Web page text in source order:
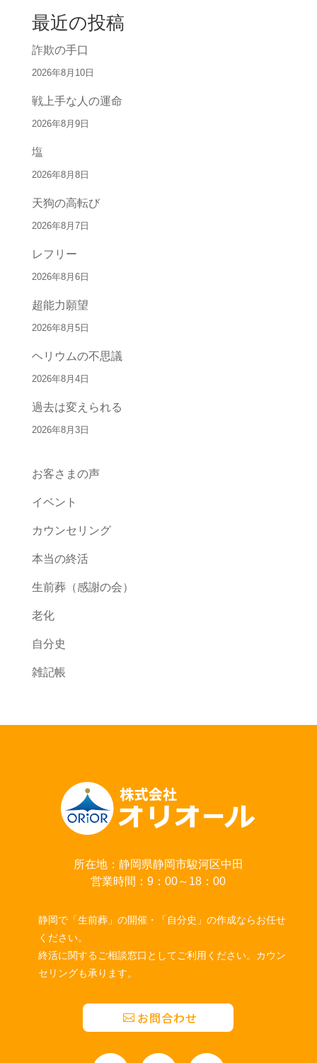
最近の投稿
詐欺の手口
2026年8月10日
戦上手な人の運命
2026年8月9日
塩
2026年8月8日
天狗の高転び
2026年8月7日
レフリー
2026年8月6日
超能力願望
2026年8月5日
ヘリウムの不思議
2026年8月4日
過去は変えられる
2026年8月3日
お客さまの声
イベント
カウンセリング
本当の終活
生前葬（感謝の会）
老化
自分史
雑記帳
所在地：静岡県静岡市駿河区中田
営業時間：9：00～18：00
静岡で「生前葬」の開催・「自分史」の作成ならお任せ
ください。
終活に関するご相談窓口としてご利用ください。カウン
セリングも承ります。
お問合わせ